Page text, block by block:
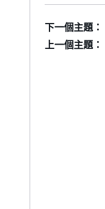
下一個主題：
上一個主題：